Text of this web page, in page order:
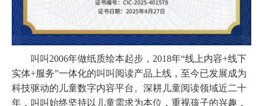
叫叫 2006年做纸质绘本起步，2018年“线上内容+线下
实体+服务”一体化的叫叫阅读产品上线，至今已发展成为
科技驱动的儿童数字内容平台。深耕儿童阅读领域近二十
年，叫叫始终坚持以儿童需求为本位，重视孩子的兴趣，